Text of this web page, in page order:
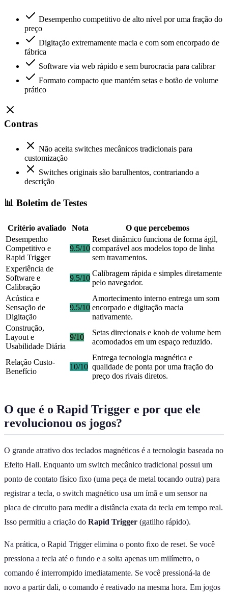
Desempenho competitivo de alto nível por uma fração do
preço
Digitação extremamente macia e com som encorpado de
fábrica
Software via web rápido e sem burocracia para calibrar
Formato compacto que mantém setas e botão de volume
prático
Contras
Não aceita switches mecânicos tradicionais para
customização
Switches originais são barulhentos, contrariando a
descrição
📊 Boletim de Testes
Critério avaliado Nota
O que percebemos
Desempenho
Competitivo e
Rapid Trigger
9.5/10
Reset dinâmico funciona de forma ágil,
comparável aos modelos topo de linha
sem travamentos.
Experiência de
Software e
Calibração
9.5/10
Calibragem rápida e simples diretamente
pelo navegador.
Acústica e
Sensação de
Digitação
9.5/10
Amortecimento interno entrega um som
encorpado e digitação macia
nativamente.
Construção,
Layout e
Usabilidade Diária
9/10
Setas direcionais e knob de volume bem
acomodados em um espaço reduzido.
Relação Custo-
Benefício
10/10
Entrega tecnologia magnética e
qualidade de ponta por uma fração do
preço dos rivais diretos.
O que é o Rapid Trigger e por que ele
revolucionou os jogos?
O grande atrativo dos teclados magnéticos é a tecnologia baseada no
Efeito Hall. Enquanto um switch mecânico tradicional possui um
ponto de contato físico fixo (uma peça de metal tocando outra) para
registrar a tecla, o switch magnético usa um ímã e um sensor na
placa de circuito para medir a distância exata da tecla em tempo real.
Isso permitiu a criação do Rapid Trigger (gatilho rápido).
Na prática, o Rapid Trigger elimina o ponto fixo de reset. Se você
pressiona a tecla até o fundo e a solta apenas um milímetro, o
comando é interrompido imediatamente. Se você pressioná-la de
novo a partir dali, o comando é reativado na mesma hora. Em jogos